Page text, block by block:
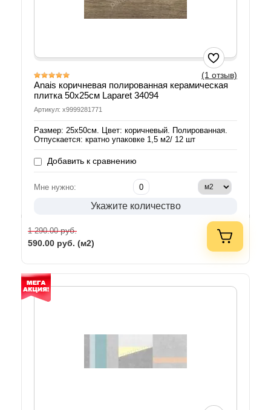
(1 отзыв)
Anais коричневая полированная керамическая
плитка 50x25см Laparet 34094
Артикул: х9999281771
Размер: 25х50см. Цвет: коричневый. Полированная.
Отпускается: кратно упаковке 1,5 м2/ 12 шт
Добавить к сравнению
Мне нужно:
Укажите количество
1 290.00руб.
590.00 руб. (м2)